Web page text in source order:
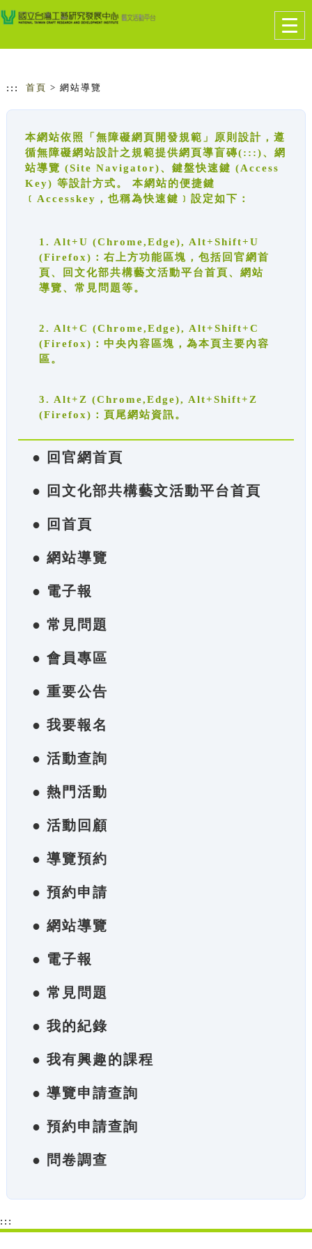
跳到主要內容
網站導覽
::: 首頁 > 網站導覽
本網站依照「無障礙網頁開發規範」原則設計，遵
循無障礙網站設計之規範提供網頁導盲磚(:::)、網
站導覽 (Site Navigator)、鍵盤快速鍵 (Access
Key) 等設計方式。 本網站的便捷鍵
﹝Accesskey，也稱為快速鍵﹞設定如下：
1. Alt+U (Chrome,Edge), Alt+Shift+U
(Firefox)：右上方功能區塊，包括回官網首
頁、回文化部共構藝文活動平台首頁、網站
導覽、常見問題等。
2. Alt+C (Chrome,Edge), Alt+Shift+C
(Firefox)：中央內容區塊，為本頁主要內容
區。
3. Alt+Z (Chrome,Edge), Alt+Shift+Z
(Firefox)：頁尾網站資訊。
● 回官網首頁
● 回文化部共構藝文活動平台首頁
● 回首頁
● 網站導覽
● 電子報
● 常見問題
● 會員專區
● 重要公告
● 我要報名
● 活動查詢
● 熱門活動
● 活動回顧
● 導覽預約
● 預約申請
● 網站導覽
● 電子報
● 常見問題
● 我的紀錄
● 我有興趣的課程
● 導覽申請查詢
● 預約申請查詢
● 問卷調查
:::